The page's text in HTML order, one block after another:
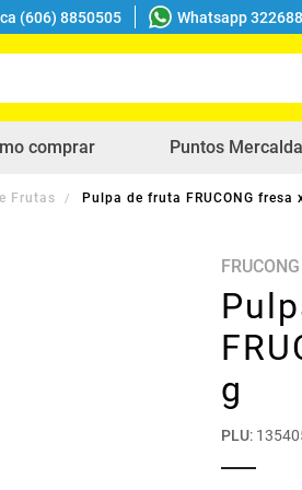
(606) 8850505 Whatsapp
comprar Puntos
Frutas Pulpa de fruta FRUCONG fresa
FRUCONG
g
PLU: